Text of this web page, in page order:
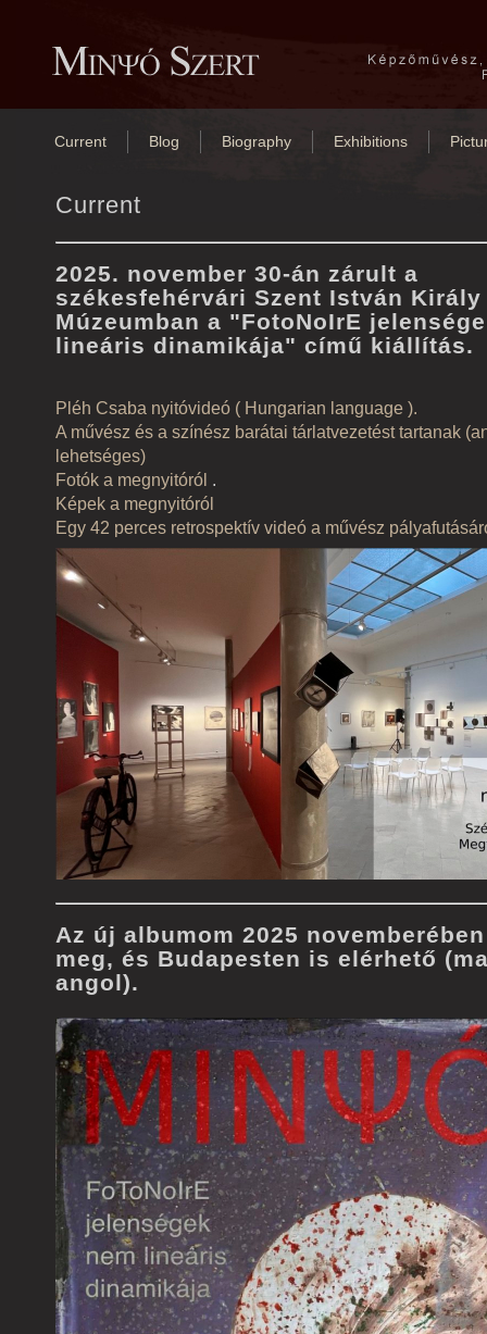
Current Blog Biography Exhibitions
Current
2025. november 30-án zárult a
székesfehérvári Szent István Király
Múzeumban a "FotoNoIrE
lineáris dinamikája" című kiállítás.
Pléh Csaba nyitóvideó ( Hungarian language ).
A művész és a színész barátai tárlatvezetést tartanak
lehetséges)
Fotók a megnyitóról .
Képek a megnyitóról
Egy 42 perces retrospektív videó a művész
Az új albumom 2025
meg, és Budapesten is elérhető
angol).